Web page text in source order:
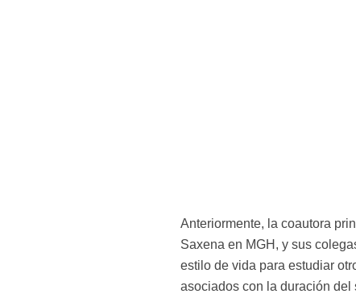
Anteriormente, la coautora
Saxena en MGH, y sus
estilo de vida para estudiar
asociados con la duración del